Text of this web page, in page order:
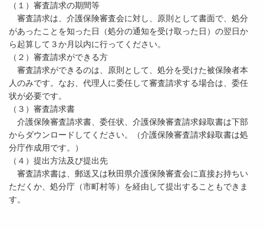
（１）審査請求の期間等
審査請求は、介護保険審査会に対し、原則として書面で、処分
があったことを知った日（処分の通知を受け取った日）の翌日か
ら起算して３か月以内に行ってください。
（２）審査請求ができる方
審査請求ができるのは、原則として、処分を受けた被保険者本
人のみです。なお、代理人に委任して審査請求する場合は、委任
状が必要です。
（３）審査請求書
介護保険審査請求書、委任状、介護保険審査請求録取書は下部
からダウンロードしてください。（介護保険審査請求録取書は処
分庁作成用です。）
（４）提出方法及び提出先
審査請求書は、郵送又は秋田県介護保険審査会に直接お持ちい
ただくか、処分庁（市町村等）を経由して提出することもできま
す。